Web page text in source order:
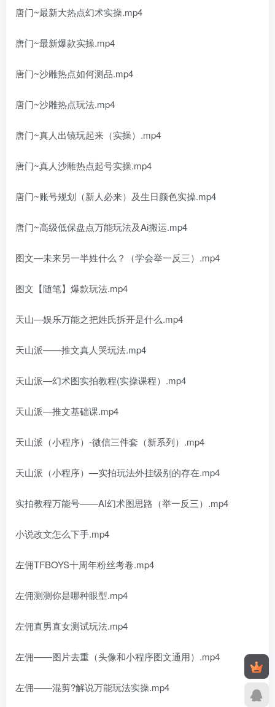
唐门~最新大热点幻术实操.mp4
唐门~最新爆款实操.mp4
唐门~沙雕热点如何测品.mp4
唐门~沙雕热点玩法.mp4
唐门~真人出镜玩起来（实操）.mp4
唐门~真人沙雕热点起号实操.mp4
唐门~账号规划（新人必来）及生日颜色实操.mp4
唐门~高级低保盘点万能玩法及Ai搬运.mp4
图文—未来另一半姓什么？（学会举一反三）.mp4
图文【随笔】爆款玩法.mp4
天山—娱乐万能之把姓氏拆开是什么.mp4
天山派——推文真人哭玩法.mp4
天山派—幻术图实拍教程(实操课程）.mp4
天山派—推文基础课.mp4
天山派（小程序）-微信三件套（新系列）.mp4
天山派（小程序）—实拍玩法外挂级别的存在.mp4
实拍教程万能号——AI幻术图思路（举一反三）.mp4
小说改文怎么下手.mp4
左佣TFBOYS十周年粉丝考卷.mp4
左佣测测你是哪种眼型.mp4
左佣直男直女测试玩法.mp4
左佣——图片去重（头像和小程序图文通用）.mp4
左佣——混剪?解说万能玩法实操.mp4